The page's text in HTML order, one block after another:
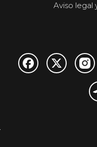
Aviso legal